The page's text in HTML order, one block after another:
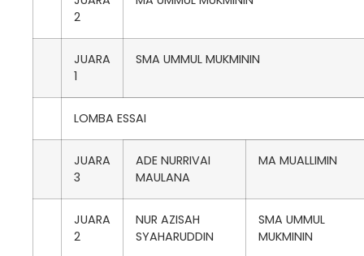
2
JUARA
1
SMA UMMUL MUKMININ
LOMBA ESSAI
JUARA
3
ADE NURRIVAI
MAULANA
MA MUALLIMIN
JUARA
2
NUR AZISAH
SYAHARUDDIN
SMA UMMUL
MUKMININ